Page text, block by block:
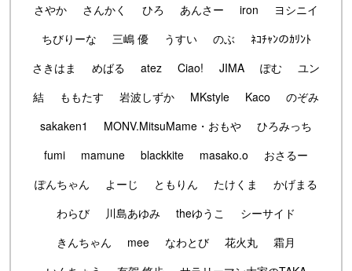
さやか
さんかく ひろ あんさー iron
ヨシニイ
ちびりーな
三嶋 優 うすい のぶ
ﾈｺﾁｬﾝのｶﾘﾝﾄ
さきはま
めばる atez Ciao! JIMA ぽむ
ユン
結
ももたす 岩波しずか MKstyle Kaco
のぞみ
sakaken1
MONV.MitsuMame・おもや
ひろみっち
fumi
mamune blackkite masako.o
おさるー
ぽんちゃん
よーじ ともりん たけくま
かげまる
わらび
川島あゆみ theゆうこ
シーサイド
きんちゃん
mee なわとび 花火丸
霜月